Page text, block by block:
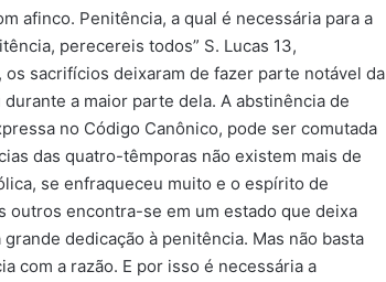
afinco. Penitência, a qual é necessária para a
perecereis todos” S. Lucas 13,
sacrifícios deixaram de fazer parte notável da
a maior parte dela. A abstinência de
no Código Canônico, pode ser comutada
das quatro-têmporas não existem mais de
se enfraqueceu muito e o espírito de
outros encontra-se em um estado que deixa
dedicação à penitência. Mas não basta
com a razão. E por isso é necessária a